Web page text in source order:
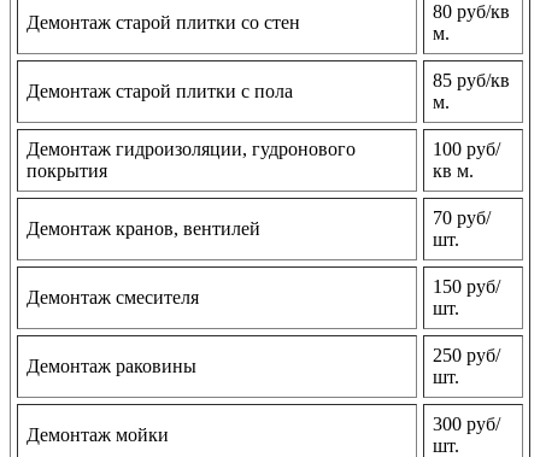
Демонтаж старой плитки со стен
80 руб/кв
м.
Демонтаж старой плитки с пола
85 руб/кв
м.
Демонтаж гидроизоляции, гудронового
покрытия
100 руб/
кв м.
Демонтаж кранов, вентилей
70 руб/
шт.
Демонтаж смесителя
150 руб/
шт.
Демонтаж раковины
250 руб/
шт.
Демонтаж мойки
300 руб/
шт.